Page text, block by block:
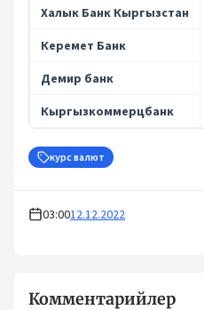
Халык Банк Кыргызстан
Керемет Банк
Демир банк
Кыргызкоммерцбанк
курс валют
03:0012.12.2022
Комментарийлер